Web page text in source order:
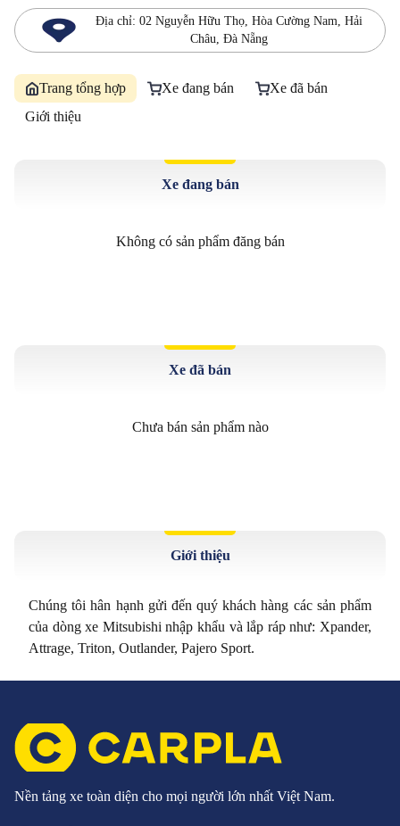
Địa chỉ: 02 Nguyễn Hữu Thọ, Hòa Cường Nam, Hải
Châu, Đà Nẵng
Trang tổng hợp Xe đang bán
Xe đã bán
Giới thiệu
Xe đang bán
Không có sản phẩm đăng bán
Xe đã bán
Chưa bán sản phẩm nào
Giới thiệu
Chúng tôi hân hạnh gửi đến quý khách hàng các sản phẩm
của dòng xe Mitsubishi nhập khẩu và lắp ráp như: Xpander,
Attrage, Triton, Outlander, Pajero Sport.
Nền tảng xe toàn diện cho mọi người lớn nhất Việt Nam.